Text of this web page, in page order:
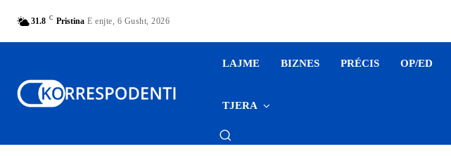
31.8 C Pristina E enjte, 6 Gusht, 2026
LAJME BIZNES PRÉCIS OP/ED
TJERA